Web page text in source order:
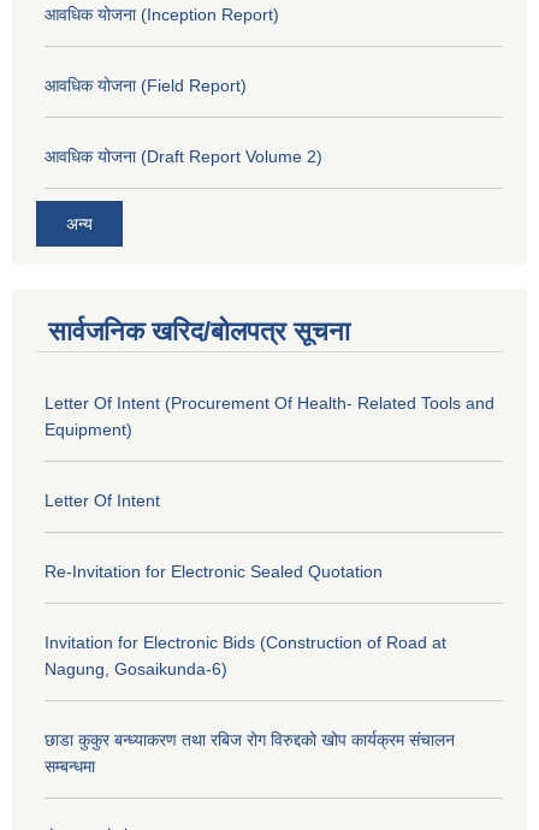
आवधिक योजना (Inception Report)
आवधिक योजना (Field Report)
आवधिक योजना (Draft Report Volume 2)
अन्य
सार्वजनिक खरिद/बोलपत्र सूचना
Letter Of Intent (Procurement Of Health- Related Tools and
Equipment)
Letter Of Intent
Re-Invitation for Electronic Sealed Quotation
Invitation for Electronic Bids (Construction of Road at
Nagung, Gosaikunda-6)
छाडा कुकुर बन्ध्याकरण तथा रबिज रोग विरुद्दको खोप कार्यक्रम संचालन
सम्बन्धमा